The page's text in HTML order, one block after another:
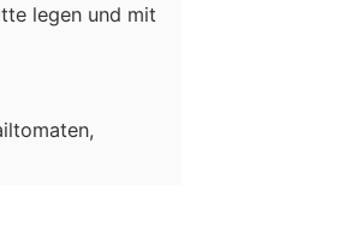
legen und mit